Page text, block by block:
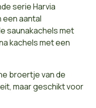
serie Harvia
een aantal
saunakachels met
kachels met een
broertje van de
maar geschikt voor